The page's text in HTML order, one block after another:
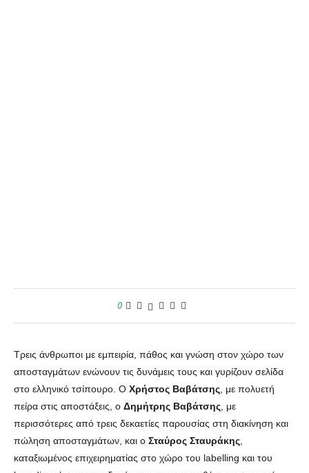
0
Τρεις άνθρωποι με εμπειρία, πάθος και γνώση στον χώρο των
αποσταγμάτων ενώνουν τις δυνάμεις τους και γυρίζουν σελίδα
στο ελληνικό τσίπουρο. Ο Χρήστος Βαβάτσης , με πολυετή
πείρα στις αποστάξεις, ο Δημήτρης Βαβάτσης , με
περισσότερες από τρεις δεκαετίες παρουσίας στη διακίνηση και
πώληση αποσταγμάτων, και ο Σταύρος Σταυράκης
καταξιωμένος επιχειρηματίας στο χώρο του labelling και του